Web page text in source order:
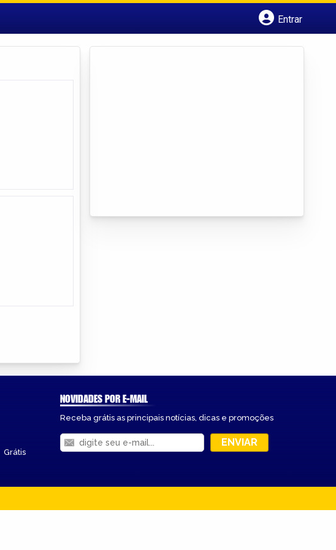
Entrar
Grátis
NOVIDADES POR E-MAIL
Receba grátis as principais notícias, dicas e promoções